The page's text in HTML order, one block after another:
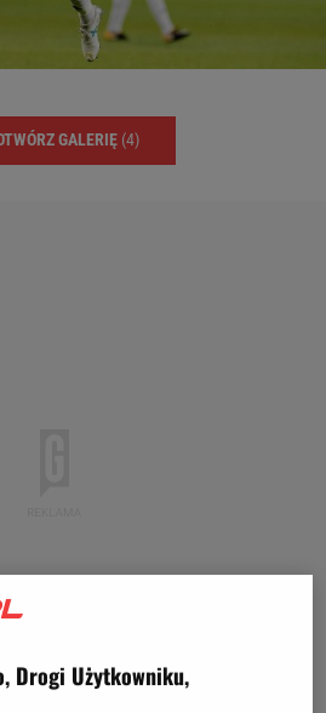
GALERIĘ (4)
Drogi Użytkowniku,